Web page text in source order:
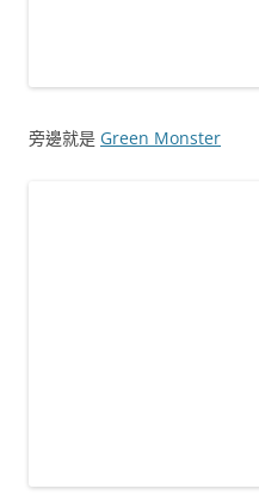
旁邊就是 Green Monster